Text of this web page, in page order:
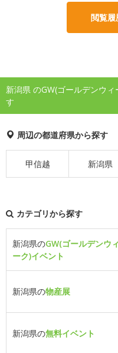
閲覧履
新潟県 のGW(ゴールデンウ
す
周辺の都道府県から探す
甲信越 新潟県
カテゴリから探す
新潟県のGW(ゴールデンウィ
ーク)イベント
新潟県の物産展
新潟県の無料イベント